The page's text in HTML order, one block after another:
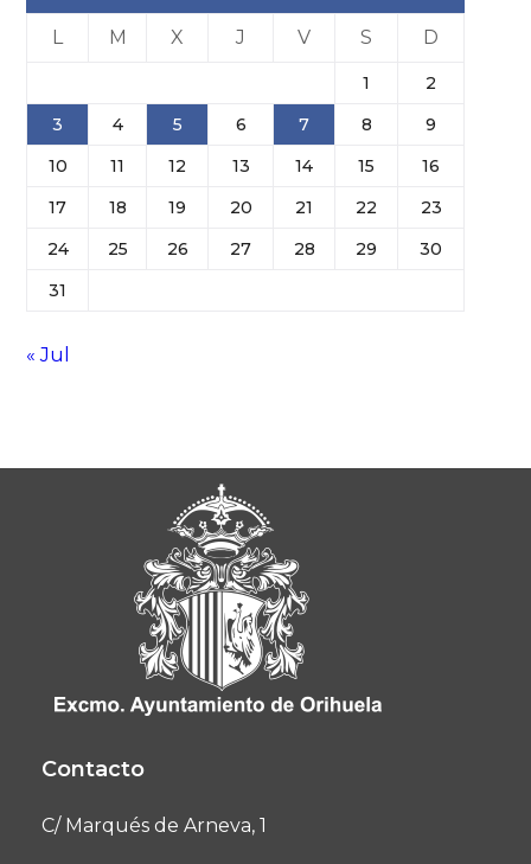
L M X J V S D
1
2
3
4 5 6 7 8
9
10
11 12 13 14 15
16
17
18 19 20 21 22
23
24
25 26 27 28 29
30
31
« Jul
Contacto
C/ Marqués de Arneva, 1